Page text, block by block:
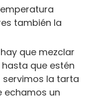
también la
que mezclar
que estén
servimos la tarta
echamos un